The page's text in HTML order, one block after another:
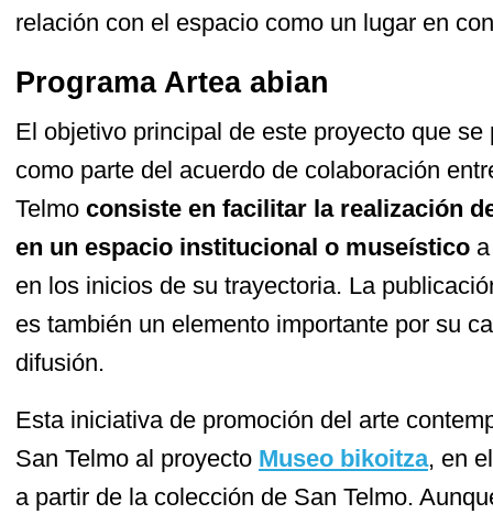
relación con el espacio como un lugar en
Programa Artea abian
El objetivo principal de este proyecto que
como parte del acuerdo de colaboración
Telmo consiste en facilitar la realización
en un espacio institucional o museístico
en los inicios de su trayectoria. La
es también un elemento importante por su
difusión.
Esta iniciativa de promoción del arte
San Telmo al proyecto Museo bikoitza, en
a partir de la colección de San Telmo.